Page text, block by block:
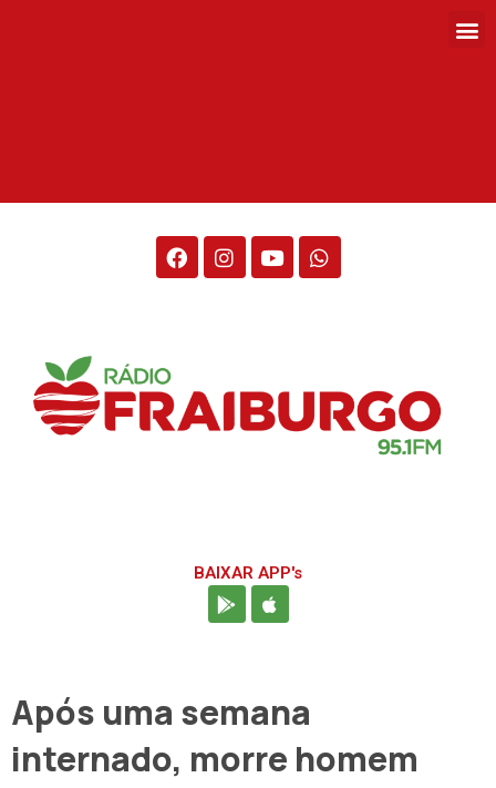
BAIXAR APP's
Após uma semana
internado, morre homem